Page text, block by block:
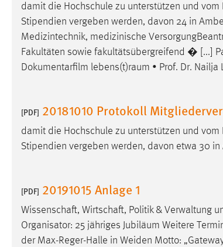
damit die Hochschule zu unterstützen und
Stipendien vergeben werden, davon 24 in
Medizintechnik, medizinische
Fakultäten sowie fakultätsübergreifend � [...]
Dokumentarfilm lebens(t)raum • Prof. Dr.
[PDF] 20181010 Protokoll
damit die Hochschule zu unterstützen und
Stipendien vergeben werden, davon etwa 30
[PDF] 20191015 Anlage 1
Wissenschaft, Wirtschaft, Politik & Verwaltung
Organisator: 25 jähriges Jubiläum Weitere
der Max-Reger-Halle in Weiden Motto:
EXTERNE MEDIEN
Um Inhalte von Videoplattformen und Social
Plattformen anzeigen zu können, werden von
YouTube
Vimeo